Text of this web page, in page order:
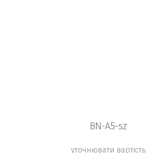
BN-A5-sz
уточнювати вартість